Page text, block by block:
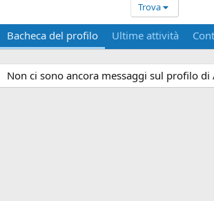
Trova
Bacheca del profilo Ultime attività
Non ci sono ancora messaggi sul profilo di